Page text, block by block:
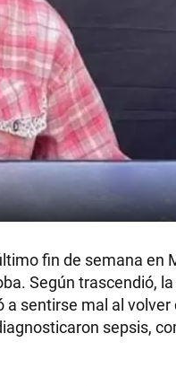
fin de semana en
Según trascendió,
sentirse mal al volver
sepsis,